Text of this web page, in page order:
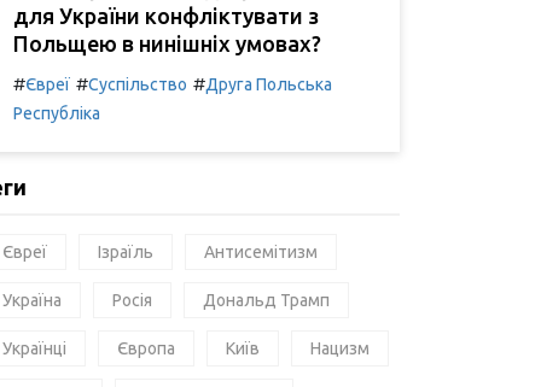
для України конфліктувати з
Польщею в нинішніх умовах?
#Євреї #Суспільство #Друга Польська
Республіка
Євреї Ізраїль Антисемітизм
Україна Росія Дональд Трамп
Українці Європа Київ Нацизм